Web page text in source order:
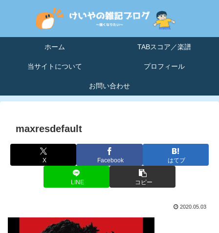
ホーム TABスコア／楽譜
当サイトについて プロフィール
お問い合わせ
maxresdefault
X Facebook はてブ
LINE コピー
2020.05.03